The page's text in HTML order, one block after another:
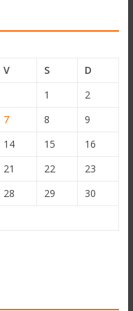
V S
D
1
2
7 8
9
14 15
16
21 22
23
28 29
30